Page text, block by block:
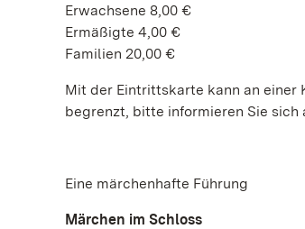
Erwachsene 8,00 €
Ermäßigte 4,00 €
Familien 20,00 €
Mit der Eintrittskarte kann an einer
begrenzt, bitte informieren Sie sich
Eine märchenhafte Führung
Märchen im Schloss